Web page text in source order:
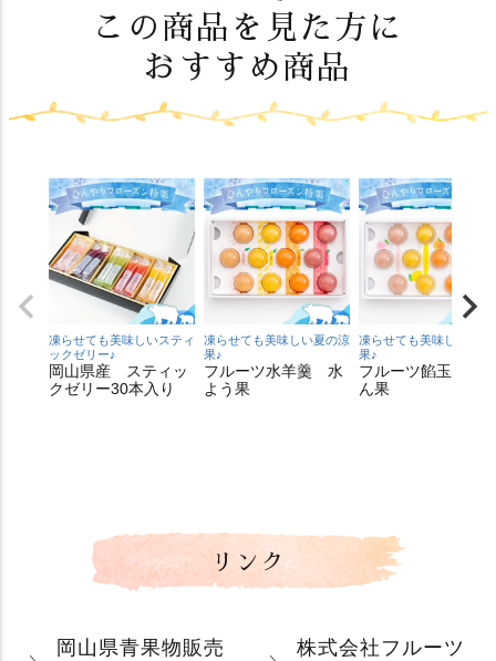
この商品を見た方に
おすすめ商品
凍らせても美味しいスティ
ックゼリー♪
岡山県産 スティッ
クゼリー30本入り
凍らせても美味しい夏の涼
果♪
フルーツ水羊羹 水
よう果
凍らせても美味しい夏の
果♪
フルーツ餡玉 葛
ん果
リンク
岡山県青果物販売
株式会社フルーツ